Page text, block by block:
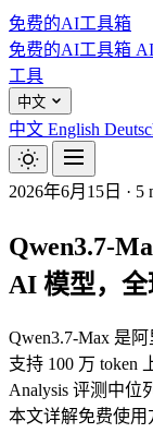
免费的AI工具箱
免费的AI工具箱
工具
中文
中文 English
2026年6月15日 · 5
Qwen3.7-
AI 模型，
Qwen3.7-Max 是
支持 100 万 token
Analysis 评测中位
本文详解免费使用